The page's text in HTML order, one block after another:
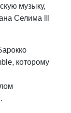
музыку,
Селима III
которому